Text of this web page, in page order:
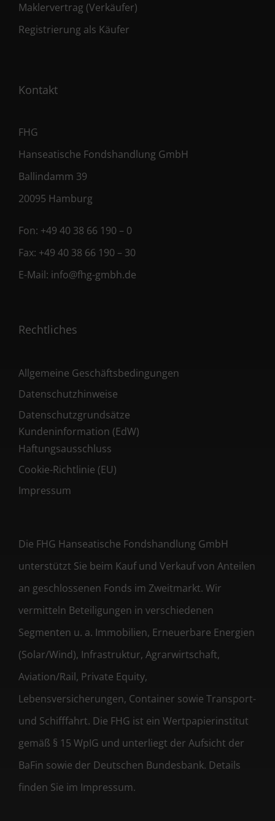
Maklervertrag (Verkäufer)
Registrierung als Käufer
Kontakt
FHG
Hanseatische Fondshandlung GmbH
Ballindamm 39
20095 Hamburg
Fon: +49 40 38 66 190 – 0
Fax: +49 40 38 66 190 – 30
E-Mail: info@fhg-gmbh.de
Rechtliches
Allgemeine Geschäftsbedingungen
Datenschutzhinweise
Datenschutzgrundsätze
Kundeninformation (EdW)
Haftungsausschluss
Cookie-Richtlinie (EU)
Impressum
Die FHG Hanseatische Fondshandlung GmbH
unterstützt Sie beim Kauf und Verkauf von Anteilen
an geschlossenen Fonds im Zweitmarkt. Wir
vermitteln Beteiligungen in verschiedenen
Segmenten u. a. Immobilien, Erneuerbare Energien
(Solar/Wind), Infrastruktur, Agrarwirtschaft,
Aviation/Rail, Private Equity,
Lebensversicherungen, Container sowie Transport-
und Schifffahrt. Die FHG ist ein Wertpapierinstitut
gemäß § 15 WpIG und unterliegt der Aufsicht der
BaFin sowie der Deutschen Bundesbank. Details
finden Sie im Impressum.